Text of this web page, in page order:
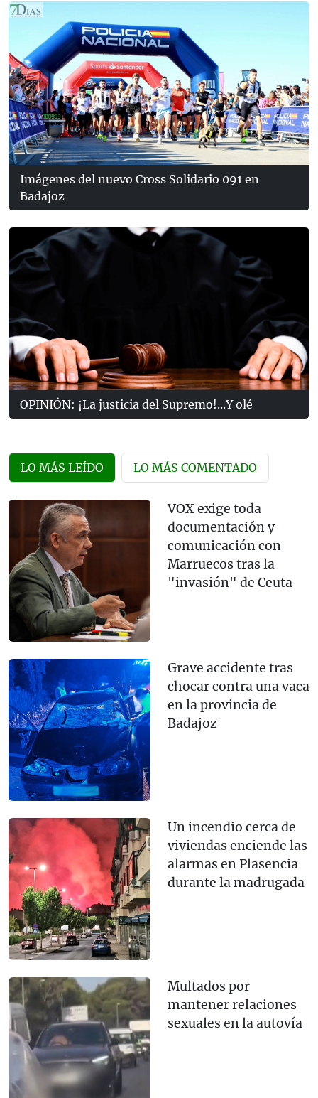
Imágenes del nuevo Cross Solidario 091 en
Badajoz
OPINIÓN: ¡La justicia del Supremo!...Y olé
LO MÁS LEÍDO LO MÁS COMENTADO
VOX exige toda
documentación y
comunicación con
Marruecos tras la
"invasión" de Ceuta
Grave accidente tras
chocar contra una vaca
en la provincia de
Badajoz
Un incendio cerca de
viviendas enciende las
alarmas en Plasencia
durante la madrugada
Multados por
mantener relaciones
sexuales en la autovía